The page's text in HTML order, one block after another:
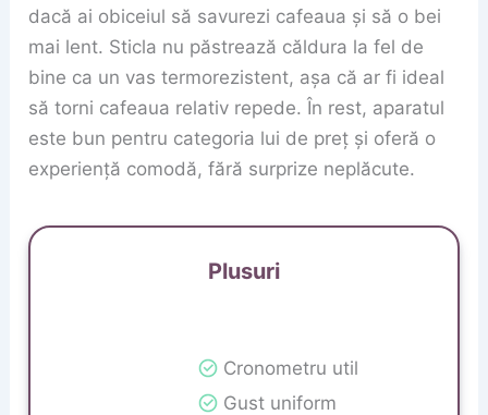
dacă ai obiceiul să savurezi cafeaua și să o bei
mai lent. Sticla nu păstrează căldura la fel de
bine ca un vas termorezistent, așa că ar fi ideal
să torni cafeaua relativ repede. În rest, aparatul
este bun pentru categoria lui de preț și oferă o
experiență comodă, fără surprize neplăcute.
Plusuri
Cronometru util
Gust uniform